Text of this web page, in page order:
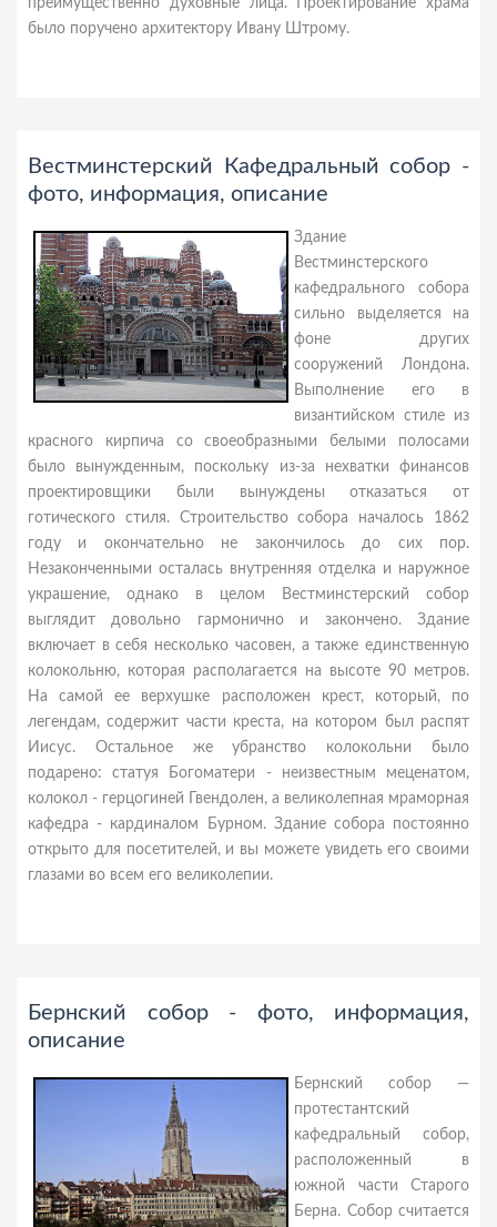
преимущественно духовные лица. Проектирование храма
было поручено архитектору Ивану Штрому.
Вестминстерский Кафедральный собор -
фото, информация, описание
Здание
Вестминстерского
кафедрального собора
сильно выделяется на
фоне других
сооружений Лондона.
Выполнение его в
византийском стиле из
красного кирпича со своеобразными белыми полосами
было вынужденным, поскольку из-за нехватки финансов
проектировщики были вынуждены отказаться от
готического стиля. Строительство собора началось 1862
году и окончательно не закончилось до сих пор.
Незаконченными осталась внутренняя отделка и наружное
украшение, однако в целом Вестминстерский собор
выглядит довольно гармонично и закончено. Здание
включает в себя несколько часовен, а также единственную
колокольню, которая располагается на высоте 90 метров.
На самой ее верхушке расположен крест, который, по
легендам, содержит части креста, на котором был распят
Иисус. Остальное же убранство колокольни было
подарено: статуя Богоматери - неизвестным меценатом,
колокол - герцогиней Гвендолен, а великолепная мраморная
кафедра - кардиналом Бурном. Здание собора постоянно
открыто для посетителей, и вы можете увидеть его своими
глазами во всем его великолепии.
Бернский собор - фото, информация,
описание
Бернский собор —
протестантский
кафедральный собор,
расположенный в
южной части Старого
Берна. Собор считается